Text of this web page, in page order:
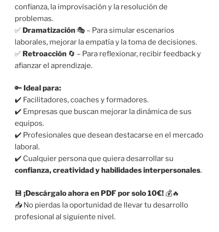
confianza, la improvisación y la resolución de
problemas.
✅ Dramatización 🎭 – Para simular escenarios
laborales, mejorar la empatía y la toma de decisiones.
✅ Retroacción 🔄 – Para reflexionar, recibir feedback y
afianzar el aprendizaje.
🔑 Ideal para:
✔️ Facilitadores, coaches y formadores.
✔️ Empresas que buscan mejorar la dinámica de sus
equipos.
✔️ Profesionales que desean destacarse en el mercado
laboral.
✔️ Cualquier persona que quiera desarrollar su
confianza, creatividad y habilidades interpersonales.
💾 ¡Descárgalo ahora en PDF por solo 10€! 💰🔥
📥 No pierdas la oportunidad de llevar tu desarrollo
profesional al siguiente nivel.